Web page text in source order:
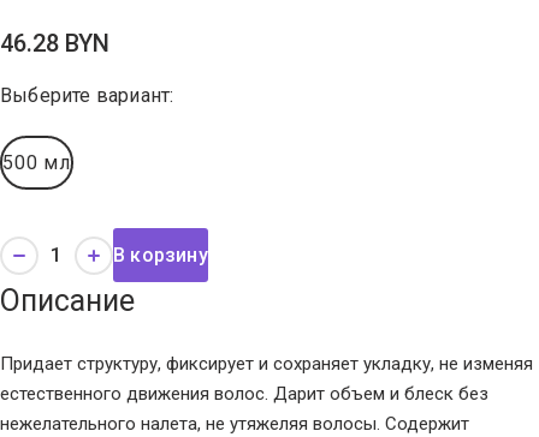
46.28 BYN
Выберите вариант:
500 мл
В корзину
Описание
Придает структуру, фиксирует и сохраняет укладку, не изменяя
естественного движения волос. Дарит объем и блеск без
нежелательного налета, не утяжеляя волосы. Содержит